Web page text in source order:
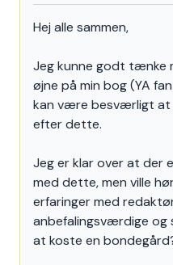
Søger råd vedr.
Hej alle sammen,
Jeg kunne godt tænke
øjne på min bog (YA
kan være besværligt
efter dette.
Jeg er klar over at der
med dette, men ville
erfaringer med
anbefalingsværdige og
at koste en